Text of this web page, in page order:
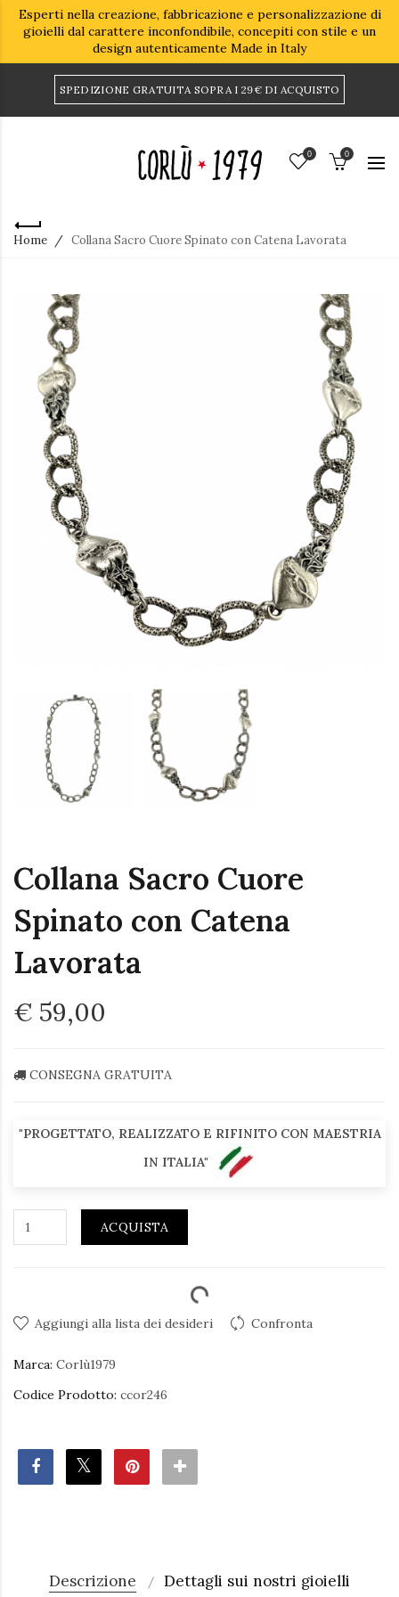
Esperti nella creazione, fabbricazione e personalizzazione di
gioielli dal carattere inconfondibile, concepiti con stile e un
design autenticamente Made in Italy
SPEDIZIONE GRATUITA SOPRA I 29€ DI ACQUISTO
0 0
Home Collana Sacro Cuore Spinato con Catena Lavorata
Collana Sacro Cuore
Spinato con Catena
Lavorata
€ 59,00
CONSEGNA GRATUITA
"PROGETTATO, REALIZZATO E RIFINITO CON MAESTRIA
IN ITALIA"
ACQUISTA
Aggiungi alla lista dei desideri Confronta
Marca: Corlù1979
Codice Prodotto: ccor246
Descrizione Dettagli sui nostri gioielli